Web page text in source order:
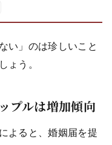
い」のは珍しいこと
ょう。
プルは増加傾向
よると、婚姻届を提